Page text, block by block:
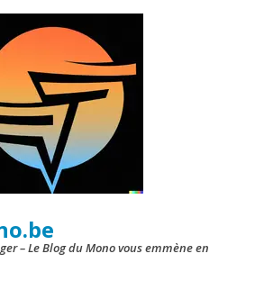
– Le Blog du Mono vous emmène en